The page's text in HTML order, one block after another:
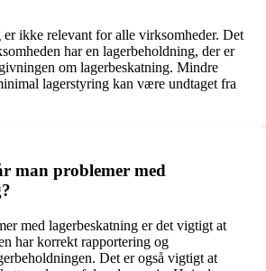
ikke relevant for alle virksomheder. Det
har en lagerbeholdning, der er
om lagerbeskatning. Mindre
lagerstyring kan være undtaget fra
man problemer med
med lagerbeskatning er det vigtigt at
har korrekt rapportering og
Det er også vigtigt at